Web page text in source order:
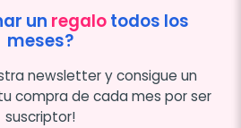
un regalotodos los
meses?
newsletter y consigue un
compra de cada mes por ser
suscriptor!